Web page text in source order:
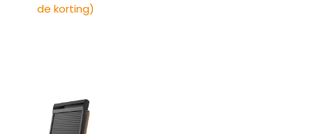
de korting)